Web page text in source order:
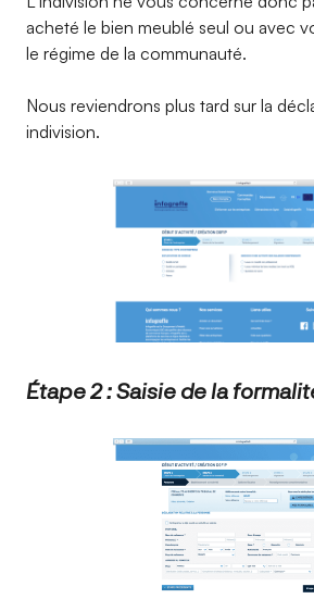
acheté le bien meublé seul ou avec
le régime de la communauté.
Nous reviendrons plus tard sur la
indivision.
Étape 2 : Saisie de la